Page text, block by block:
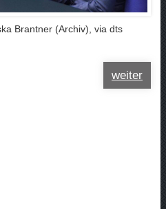
Brantner (Archiv), via dts
weiter